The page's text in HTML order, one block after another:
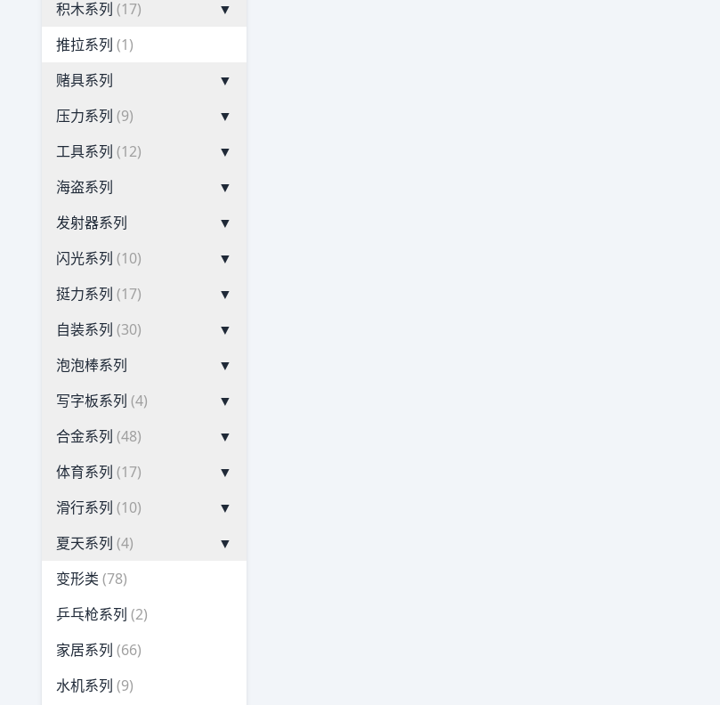
积木系列 (17)
▼
推拉系列 (1)
赌具系列
▼
压力系列 (9)
▼
工具系列 (12)
▼
海盗系列
▼
发射器系列
▼
闪光系列 (10)
▼
挺力系列 (17)
▼
自装系列 (30)
▼
泡泡棒系列
▼
写字板系列 (4)
▼
合金系列 (48)
▼
体育系列 (17)
▼
滑行系列 (10)
▼
夏天系列 (4)
▼
变形类 (78)
乒乓枪系列 (2)
家居系列 (66)
水机系列 (9)